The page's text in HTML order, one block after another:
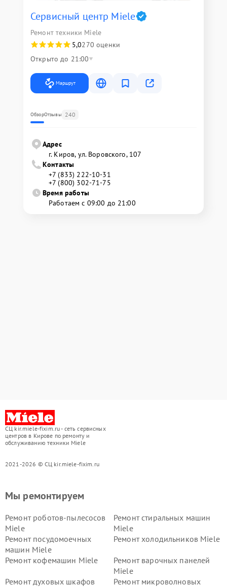
Сервисный центр Miele
Ремонт техники Miele
5,0270 оценки
Открыто до 21:00
Маршрут
ОбзорОтзывы 240
Адрес
г. Киров, ул. Воровского, 107
Контакты
+7 (833) 222-10-31
+7 (800) 302-71-75
Время работы
Работаем с 09:00 до 21:00
СЦ kir.miele-fixim.ru - сеть сервисных
центров в Кирове по ремонту и
обслуживанию техники Miele
2021-2026 © СЦ kir.miele-fixim.ru
Мы ремонтируем
Ремонт роботов-пылесосов
Miele
Ремонт стиральных машин
Miele
Ремонт посудомоечных
машин Miele
Ремонт холодильников Miele
Ремонт кофемашин Miele
Ремонт варочных панелей
Miele
Ремонт духовых шкафов
Ремонт микроволновых